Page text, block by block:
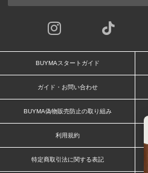
BUYMAスタートガイド
ガイド・お問い合わせ
BUYMA偽物販売防止の取り組み
利用規約
特定商取引法に関する表記